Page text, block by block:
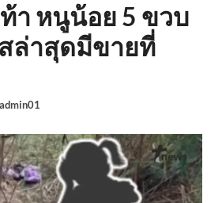
า หนูน้อย 5 ขวบ
ล่าสุดมีขายที่
admin01